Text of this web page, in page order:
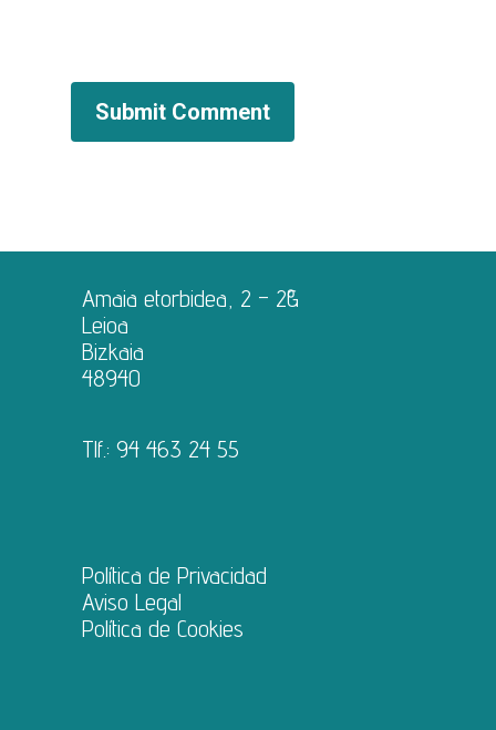
Amaia etorbidea, 2 – 2ºG
Leioa
Bizkaia
48940
Tlf.: 94 463 24 55
Política de Privacidad
Aviso Legal
Política de Cookies